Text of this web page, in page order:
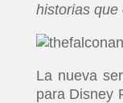
historias que
La nueva
para Disney